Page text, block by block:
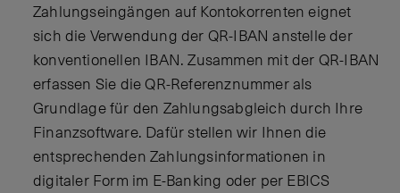
Zahlungseingängen auf Kontokorrenten eignet
sich die Verwendung der QR-IBAN anstelle der
konventionellen IBAN. Zusammen mit der QR-IBAN
erfassen Sie die QR-Referenznummer als
Grundlage für den Zahlungsabgleich durch Ihre
Finanzsoftware. Dafür stellen wir Ihnen die
entsprechenden Zahlungsinformationen in
digitaler Form im E-Banking oder per EBICS